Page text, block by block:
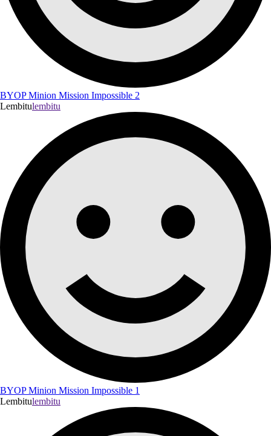
BYOP Minion Mission Impossible 2
Lembitulembitu
BYOP Minion Mission Impossible 1
Lembitulembitu